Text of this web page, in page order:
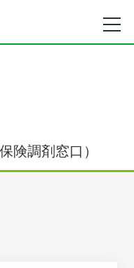
険調剤窓口）